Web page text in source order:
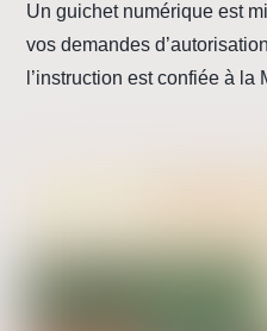
Un guichet numérique est
vos demandes
l’instruction est confiée à la